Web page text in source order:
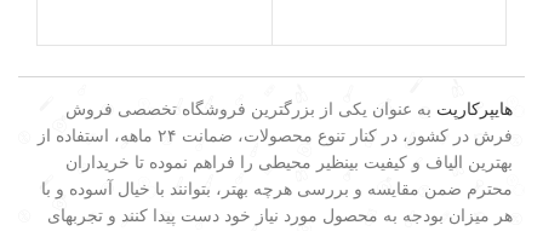
هایپرکارپت به عنوان یکی از بزرگترین فروشگاه تخصصی فروش
فرش در کشور، در کنار تنوع محصولات، ضمانت ۲۴ ماهه، استفاده از
بهترین الیاف و کیفیت بینظیر محیطی را فراهم نموده تا خریداران
محترم ضمن مقایسه و بررسی هرچه بهتر، بتوانند با خیال آسوده و با
هر میزان بودجه به محصول مورد نیاز خود دست پیدا کنند و تجربهای